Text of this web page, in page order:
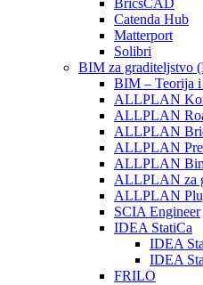
BricsCAD
Catenda Hub
Matterport
Solibri
BIM za graditeljstvo
BIM – Teorija i
ALLPLAN
ALLPLAN
ALLPLAN
ALLPLAN
ALLPLAN
ALLPLAN za
ALLPLAN
SCIA Engineer
IDEA StatiCa
IDEA
IDEA
FRILO